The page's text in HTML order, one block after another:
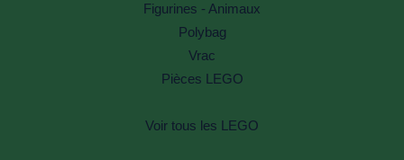
Figurines - Animaux
Polybag
Vrac
Pièces LEGO
Voir tous les LEGO